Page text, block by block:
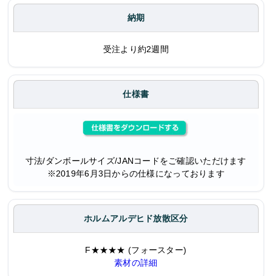
納期
受注より約2週間
仕様書
寸法/ダンボールサイズ/JANコードをご確認いただけます
※2019年6月3日からの仕様になっております
ホルムアルデヒド放散区分
F★★★★ (フォースター)
素材の詳細